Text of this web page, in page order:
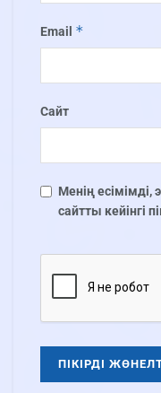
Email *
Сайт
Менің
сайтты кейінгі